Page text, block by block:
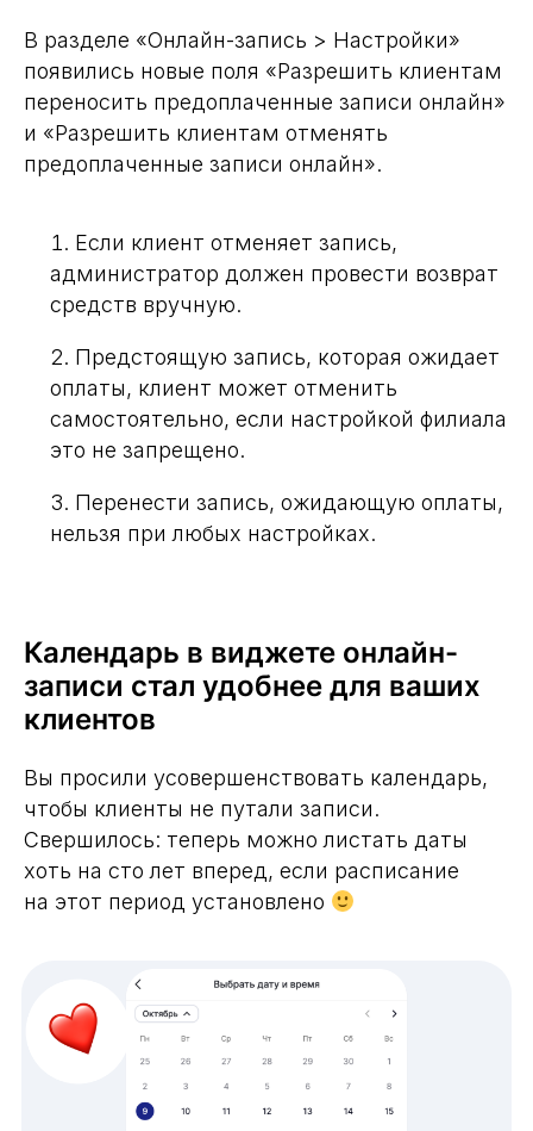
В разделе «Онлайн-запись > Настройки»
появились новые поля «Разрешить клиентам
переносить предоплаченные записи онлайн»
и «Разрешить клиентам отменять
предоплаченные записи онлайн».
Если клиент отменяет запись,
администратор должен провести возврат
средств вручную.
Предстоящую запись, которая ожидает
оплаты, клиент может отменить
самостоятельно, если настройкой филиала
это не запрещено.
Перенести запись, ожидающую оплаты,
нельзя при любых настройках.
Календарь в виджете онлайн-
записи стал удобнее для ваших
клиентов
Вы просили усовершенствовать календарь,
чтобы клиенты не путали записи.
Свершилось: теперь можно листать даты
хоть на сто лет вперед, если расписание
на этот период установлено